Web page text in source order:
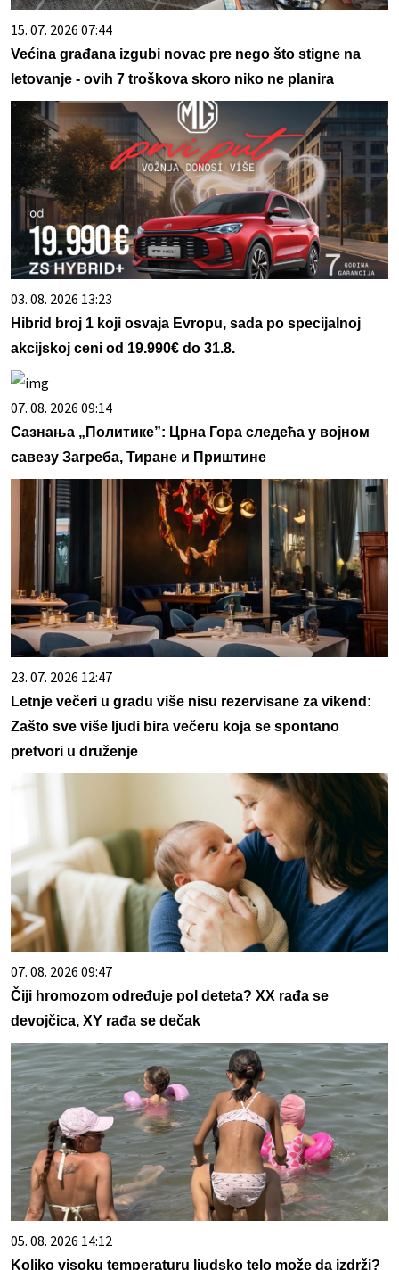
15. 07. 2026 07:44
Većina građana izgubi novac pre nego što stigne na
letovanje - ovih 7 troškova skoro niko ne planira
03. 08. 2026 13:23
Hibrid broj 1 koji osvaja Evropu, sada po specijalnoj
akcijskoj ceni od 19.990€ do 31.8.
07. 08. 2026 09:14
Сазнања „Политике”: Црна Гора следећа у војном
савезу Загреба, Тиране и Приштине
23. 07. 2026 12:47
Letnje večeri u gradu više nisu rezervisane za vikend:
Zašto sve više ljudi bira večeru koja se spontano
pretvori u druženje
07. 08. 2026 09:47
Čiji hromozom određuje pol deteta? XX rađa se
devojčica, XY rađa se dečak
05. 08. 2026 14:12
Koliko visoku temperaturu ljudsko telo može da izdrži?